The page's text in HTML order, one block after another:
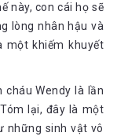
này, con cái họ sẽ
lòng nhân hậu và
một khiếm khuyết
cháu Wendy là lần
lại, đây là một
những sinh vật vô